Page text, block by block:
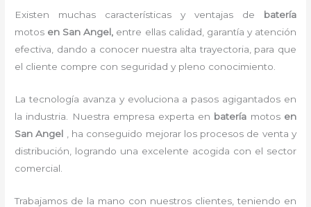
Existen muchas características y ventajas de batería
motos en San Angel, entre ellas calidad, garantía y atención
efectiva, dando a conocer nuestra alta trayectoria, para que
el cliente compre con seguridad y pleno conocimiento.
La tecnología avanza y evoluciona a pasos agigantados en
la industria. Nuestra empresa experta en batería motosen
San Angel
, ha conseguido mejorar los procesos de venta y
distribución, logrando una excelente acogida con el sector
comercial.
Trabajamos de la mano con nuestros clientes, teniendo en